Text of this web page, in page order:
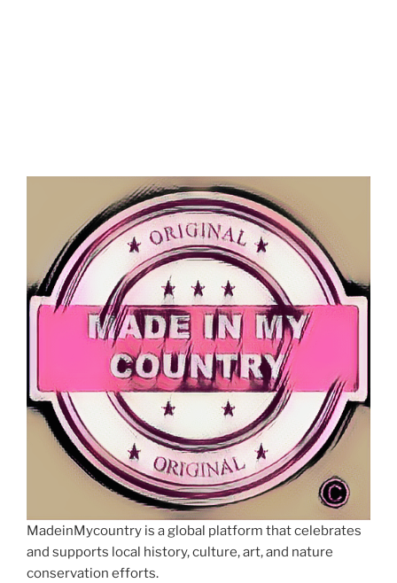
MadeinMycountry is a global platform that celebrates
and supports local history, culture, art, and nature
conservation efforts.